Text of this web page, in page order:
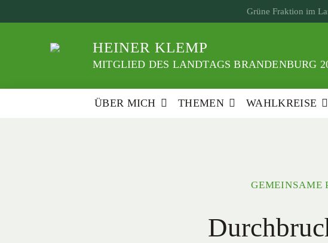
zum
Grüne Fraktion im
HEINER KLEMP
MITGLIED DES LANDTAGS BRANDENBURG
ÜBER MICH THEMEN WAHLKREISE
GEMEINSAME